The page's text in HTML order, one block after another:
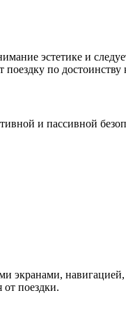
эстетике и
по
и пассивной
поездки.